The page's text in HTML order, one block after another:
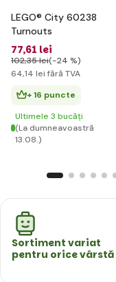
LEGO® City 60238
Turnouts
77,61 lei
102,35 lei(-24 %)
64,14 lei fără TVA
+ 16 puncte
Ultimele 3 bucăți
(La dumneavoastră
13.08.)
Sortiment variat
pentru orice vârstă